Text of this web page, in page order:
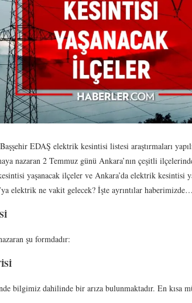
EDAŞ elektrik kesintisi listesi araştırmaları
nazaran 2 Temmuz günü Ankara’nın çeşitli
yaşanacak ilçeler ve Ankara’da elektrik kesintisi
elektrik ne vakit gelecek? İşte ayrıntılar haberimizde…
şu formdadır:
bilgimiz dahilinde bir arıza bulunmaktadır. En kısa